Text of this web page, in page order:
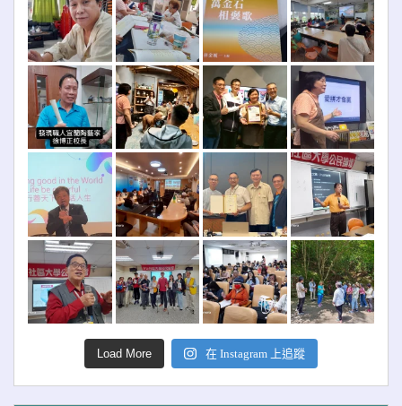
Load More 在 Instagram 上追蹤